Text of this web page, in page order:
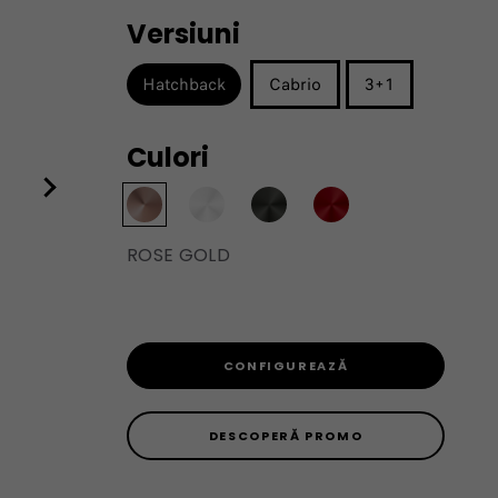
Versiuni
Hatchback Cabrio 3+1
Culori
ROSE GOLD
CONFIGUREAZĂ
DESCOPERĂ PROMO